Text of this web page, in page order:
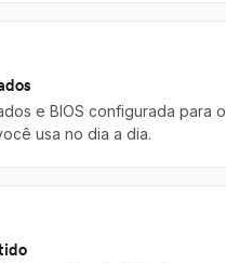
e BIOS configurada para o
usa no dia a dia.